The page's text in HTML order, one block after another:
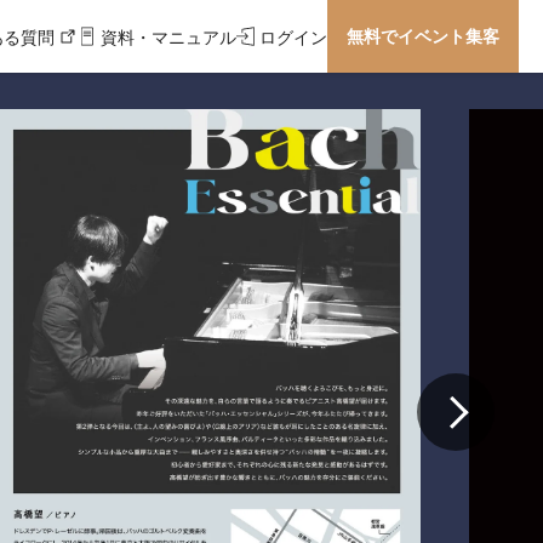
質問 資料・マニュアル ログイン 無料でイベント集客